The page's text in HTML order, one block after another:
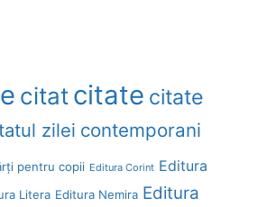
citatcitate citate
zilei contemporani
pentru copii Editura Corint Editura
Litera Editura Nemira Editura